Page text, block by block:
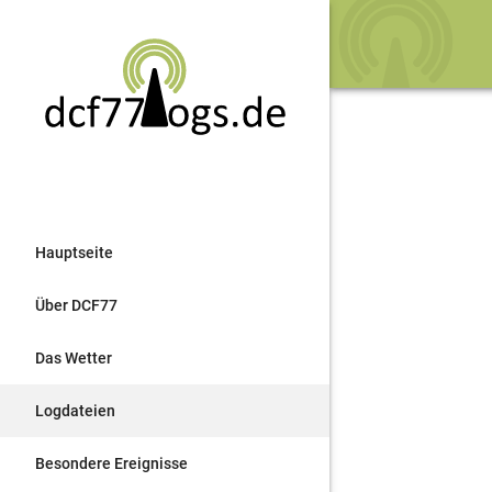
Hauptseite
Über DCF77
Das Wetter
Logdateien
Besondere Ereignisse